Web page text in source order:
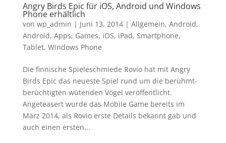
Angry Birds Epic für iOS, Android und Windows
Phone erhältlich
von wp_admin | Juni 13, 2014| Allgemein, Android,
Android, Apps, Games, iOS, iPad, Smartphone,
Tablet, Windows Phone
Die finnische Spieleschmiede Rovio hat mit Angry
Birds Epic das neueste Spiel rund um die berühmt-
berüchtigten wütenden Vögel veröffentlicht.
Angeteasert wurde das Mobile Game bereits im
März 2014, als Rovio erste Details bekannt gab und
auch einen ersten...